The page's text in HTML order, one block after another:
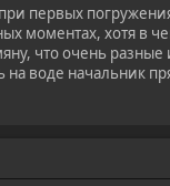
первых
моментах, хотя в
что очень
на воде начальник